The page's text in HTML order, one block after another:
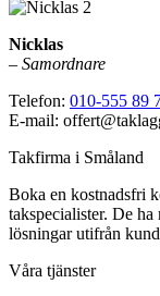
Nicklas
– Samordnare
Telefon: 010-555 89
E-mail:
Takfirma i Småland
Boka en kostnadsfri
takspecialister. De
lösningar utifrån
Våra tjänster